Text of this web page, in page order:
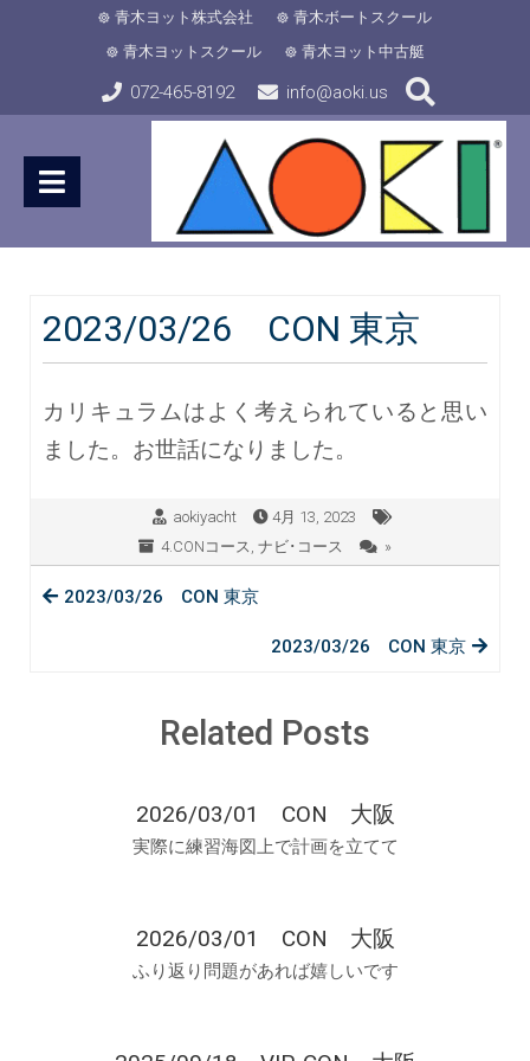
青木ヨット株式会社
青木ボートスクール
青木ヨットスクール
青木ヨット中古艇
072-465-8192 info@aoki.us
2023/03/26 CON 東京
カリキュラムはよく考えられていると思い
ました。お世話になりました。
aokiyacht
4月 13, 2023
4.CONコース, ナビ･コース »
2023/03/26 CON 東京
2023/03/26 CON 東京
Related Posts
2026/03/01 CON 大阪
実際に練習海図上で計画を立てて
2026/03/01 CON 大阪
ふり返り問題があれば嬉しいです